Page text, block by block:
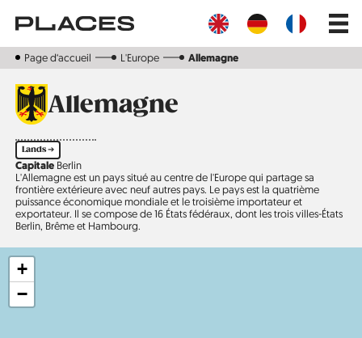
contenu
Main
Page d‘accueil L'Europe Allemagne
Allemagne
Lands ➔
Capitale Berlin
L'Allemagne est un pays situé au centre de l'Europe qui partage sa
frontière extérieure avec neuf autres pays. Le pays est la quatrième
puissance économique mondiale et le troisième importateur et
exportateur. Il se compose de 16 États fédéraux, dont les trois villes-États
Berlin, Brême et Hambourg.
+
−